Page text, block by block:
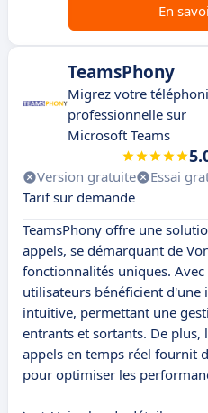
En
TeamsPhony
Migrez votre
professionnelle sur
Microsoft Teams
Version gratuite Essai
Tarif sur demande
TeamsPhony offre une
appels, se démarquant de
fonctionnalités uniques. Avec
utilisateurs bénéficient d'une
intuitive, permettant une
entrants et sortants. De plus,
appels en temps réel fournit
pour optimiser les